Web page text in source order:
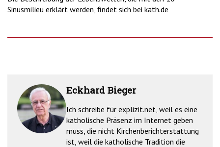
Sinusmilieu erklärt werden, findet sich bei kath.de
Eckhard Bieger
Ich schreibe für explizit.net, weil es eine
katholische Präsenz im Internet geben
muss, die nicht Kirchenberichterstattung
ist, weil die katholische Tradition die